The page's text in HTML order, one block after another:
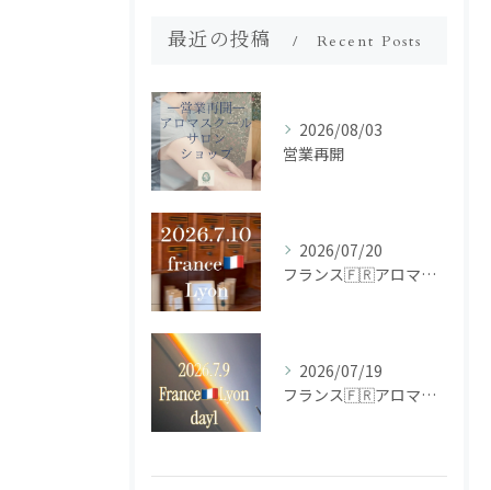
最近の投稿 Recent Posts
2026/08/03
営業再開
2026/07/20
フランス🇫🇷アロマ研修ツアー𝗱𝗮𝘆𝟮
2026/07/19
フランス🇫🇷アロマ研修ツアー𝗱𝗮𝘆𝟭